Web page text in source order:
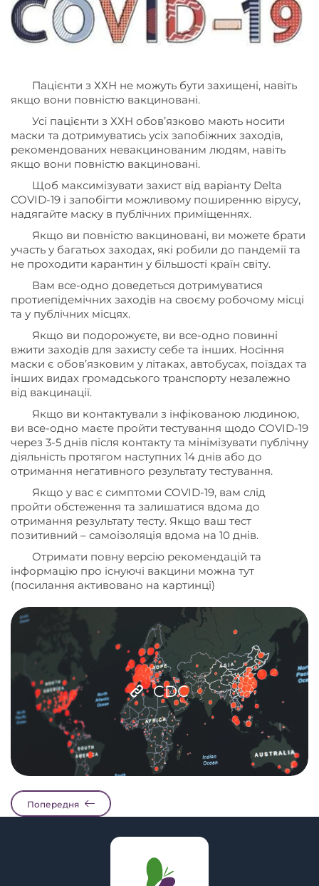
Пацієнти з ХХН не можуть бути захищені, навіть
якщо вони повністю вакциновані.
Усі пацієнти з ХХН обов’язково мають носити
маски та дотримуватись усіх запобіжних заходів,
рекомендованих невакцинованим людям, навіть
якщо вони повністю вакциновані.
Щоб максимізувати захист від варіанту Delta
COVID-19 і запобігти можливому поширенню вірусу,
надягайте маску в публічних приміщеннях.
Якщо ви повністю вакциновані, ви можете брати
участь у багатьох заходах, які робили до пандемії та
не проходити карантин у більшості країн світу.
Вам все-одно доведеться дотримуватися
протиепідемічних заходів на своєму робочому місці
та у публічних місцях.
Якщо ви подорожуєте, ви все-одно повинні
вжити заходів для захисту себе та інших. Носіння
маски є обов’язковим у літаках, автобусах, поїздах та
інших видах громадського транспорту незалежно
від вакцинації.
Якщо ви контактували з інфікованою людиною,
ви все-одно маєте пройти тестування щодо COVID-19
через 3-5 днів після контакту та мінімізувати публічну
діяльність протягом наступних 14 днів або до
отримання негативного результату тестування.
Якщо у вас є симптоми COVID-19, вам слід
пройти обстеження та залишатися вдома до
отримання результату тесту. Якщо ваш тест
позитивний – самоізоляція вдома на 10 днів.
Отримати повну версію рекомендацій та
інформацію про існуючі вакцини можна тут
(посилання активовано на картинці)
CDC
Попередня